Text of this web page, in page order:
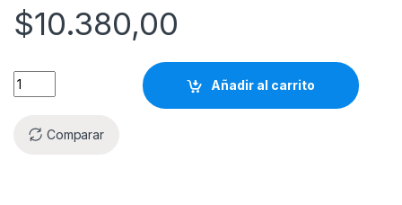
$10.380,00
Añadir al carrito
Comparar